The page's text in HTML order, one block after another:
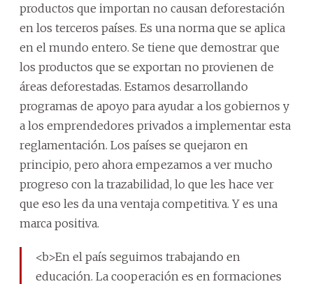
productos que importan no causan deforestación
en los terceros países. Es una norma que se aplica
en el mundo entero. Se tiene que demostrar que
los productos que se exportan no provienen de
áreas deforestadas. Estamos desarrollando
programas de apoyo para ayudar a los gobiernos y
a los emprendedores privados a implementar esta
reglamentación. Los países se quejaron en
principio, pero ahora empezamos a ver mucho
progreso con la trazabilidad, lo que les hace ver
que eso les da una ventaja competitiva. Y es una
marca positiva.
<b>En el país seguimos trabajando en
educación. La cooperación es en formaciones